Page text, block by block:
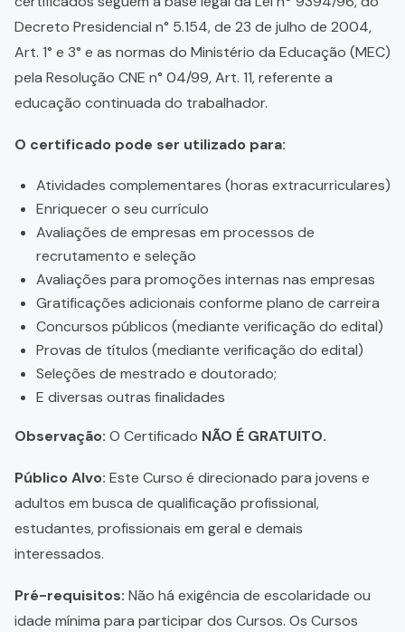
Decreto Presidencial n° 5.154, de 23 de julho de 2004,
Art. 1° e 3° e as normas do Ministério da Educação (MEC)
pela Resolução CNE n° 04/99, Art. 11, referente a
educação continuada do trabalhador.
O certificado pode ser utilizado para:
Atividades complementares (horas extracurriculares)
Enriquecer o seu currículo
Avaliações de empresas em processos de
recrutamento e seleção
Avaliações para promoções internas nas empresas
Gratificações adicionais conforme plano de carreira
Concursos públicos (mediante verificação do edital)
Provas de títulos (mediante verificação do edital)
Seleções de mestrado e doutorado;
E diversas outras finalidades
Observação: O Certificado NÃO É GRATUITO.
Público Alvo: Este Curso é direcionado para jovens e
adultos em busca de qualificação profissional,
estudantes, profissionais em geral e demais
interessados.
Pré-requisitos: Não há exigência de escolaridade ou
idade mínima para participar dos Cursos. Os Cursos